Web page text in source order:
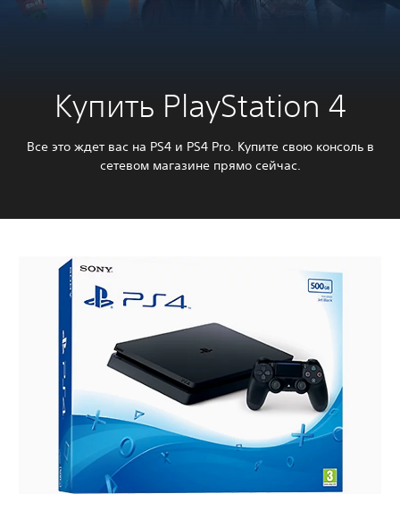
Купить PlayStation 4
Все это ждет вас на PS4 и PS4 Pro. Купите свою консоль в
сетевом магазине прямо сейчас.